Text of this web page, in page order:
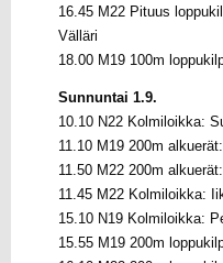
16.45 M22 Pituus
Välläri
18.00 M19 100m
Sunnuntai 1.9.
10.10 N22 Kolmiloikka:
11.10 M19 200m
11.50 M22 200m
11.45 M22 Kolmiloikka:
15.10 N19 Kolmiloikka:
15.55 M19 200m